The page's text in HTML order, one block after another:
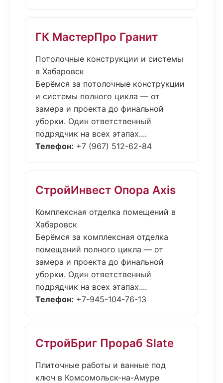
ГК МастерПро Гранит
Потолочные конструкции и системы
в Хабаровск
Берёмся за потолочные конструкции
и системы полного цикла — от
замера и проекта до финальной
уборки. Один ответственный
подрядчик на всех этапах....
Телефон: +7 (967) 512-62-84
СтройИнвест Опора Axis
Комплексная отделка помещений в
Хабаровск
Берёмся за комплексная отделка
помещений полного цикла — от
замера и проекта до финальной
уборки. Один ответственный
подрядчик на всех этапах....
Телефон: +7-945-104-76-13
СтройБриг Прораб Slate
Плиточные работы и ванные под
ключ в Комсомольск-на-Амуре